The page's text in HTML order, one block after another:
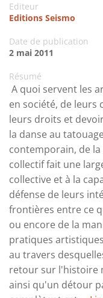
Editeur
Editions Seismo
Date de publication
2 mai 2011
Résumé
A quoi servent les
en société, de leurs
leurs droits et
la danse au
contemporain, de
collectif fait une
collective et à la
défense de leurs
frontières entre ce
ou encore de la
pratiques
au travers
retour sur l'histoire
ainsi qu'un détour